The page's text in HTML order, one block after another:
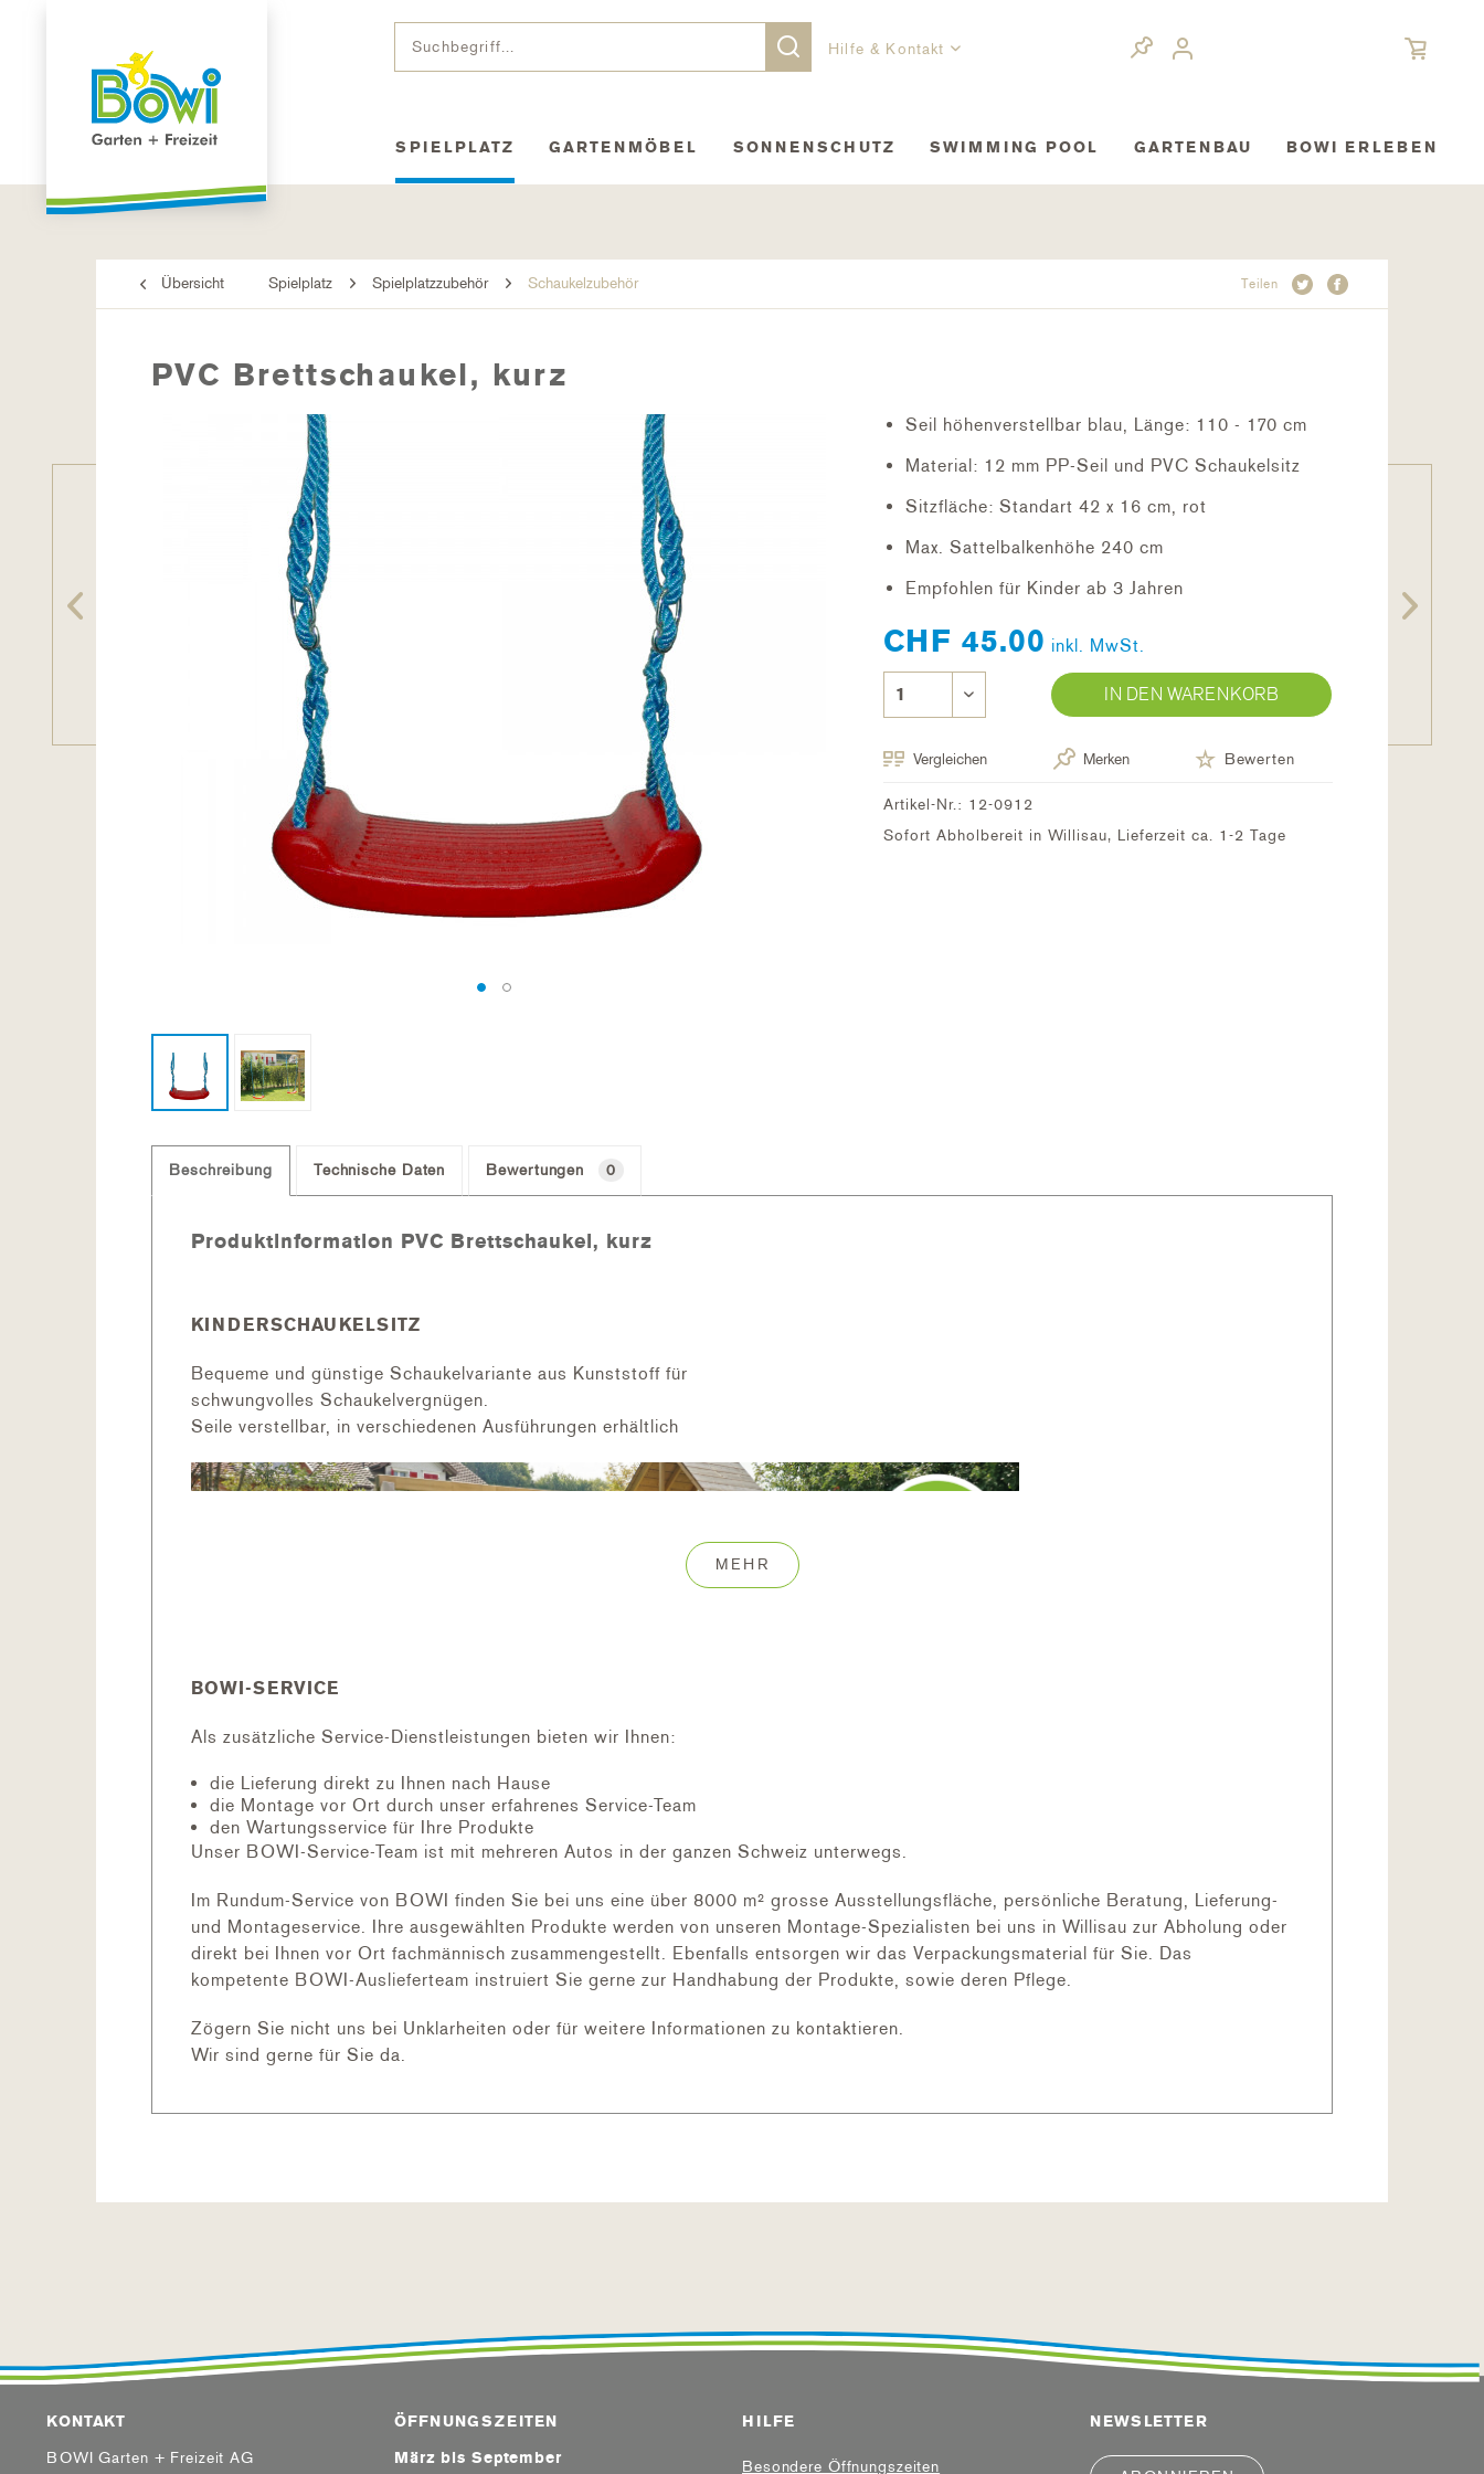
Hilfe & Kontakt
SPIELPLATZ GARTENMÖBEL SONNENSCHUTZ SWIMMING POOL GARTENBAU BOWI ERLEBEN
Übersicht Spielplatz Spielplatzzubehör Schaukelzubehör Teilen
PVC Brettschaukel, kurz
Seil höhenverstellbar blau, Länge: 110 - 170 cm
Material: 12 mm PP-Seil und PVC Schaukelsitz
Sitzfläche: Standart 42 x 16 cm, rot
Max. Sattelbalkenhöhe 240 cm
Empfohlen für Kinder ab 3 Jahren
CHF 45.00 inkl. MwSt.
IN DEN WARENKORB
Vergleichen Merken Bewerten
Artikel-Nr.: 12-0912
Sofort Abholbereit in Willisau, Lieferzeit ca. 1-2 Tage
Beschreibung Technische Daten Bewertungen 0
Produktinformation PVC Brettschaukel, kurz
KINDERSCHAUKELSITZ
Bequeme und günstige Schaukelvariante aus Kunststoff für
schwungvolles Schaukelvergnügen.
Seile verstellbar, in verschiedenen Ausführungen erhältlich
MEHR
BOWI-SERVICE
Als zusätzliche Service-Dienstleistungen bieten wir Ihnen:
die Lieferung direkt zu Ihnen nach Hause
die Montage vor Ort durch unser erfahrenes Service-Team
den Wartungsservice für Ihre Produkte
Unser BOWI-Service-Team ist mit mehreren Autos in der ganzen Schweiz unterwegs.
Im Rundum-Service von BOWI finden Sie bei uns eine über 8000 m² grosse Ausstellungsfläche, persönliche Beratung, Lieferung-
und Montageservice. Ihre ausgewählten Produkte werden von unseren Montage-Spezialisten bei uns in Willisau zur Abholung oder
direkt bei Ihnen vor Ort fachmännisch zusammengestellt. Ebenfalls entsorgen wir das Verpackungsmaterial für Sie. Das
kompetente BOWI-Auslieferteam instruiert Sie gerne zur Handhabung der Produkte, sowie deren Pflege.
Zögern Sie nicht uns bei Unklarheiten oder für weitere Informationen zu kontaktieren.
Wir sind gerne für Sie da.
KONTAKT
BOWI Garten + Freizeit AG
ÖFFNUNGSZEITEN
März bis September
HILFE
Besondere Öffnungszeiten
NEWSLETTER